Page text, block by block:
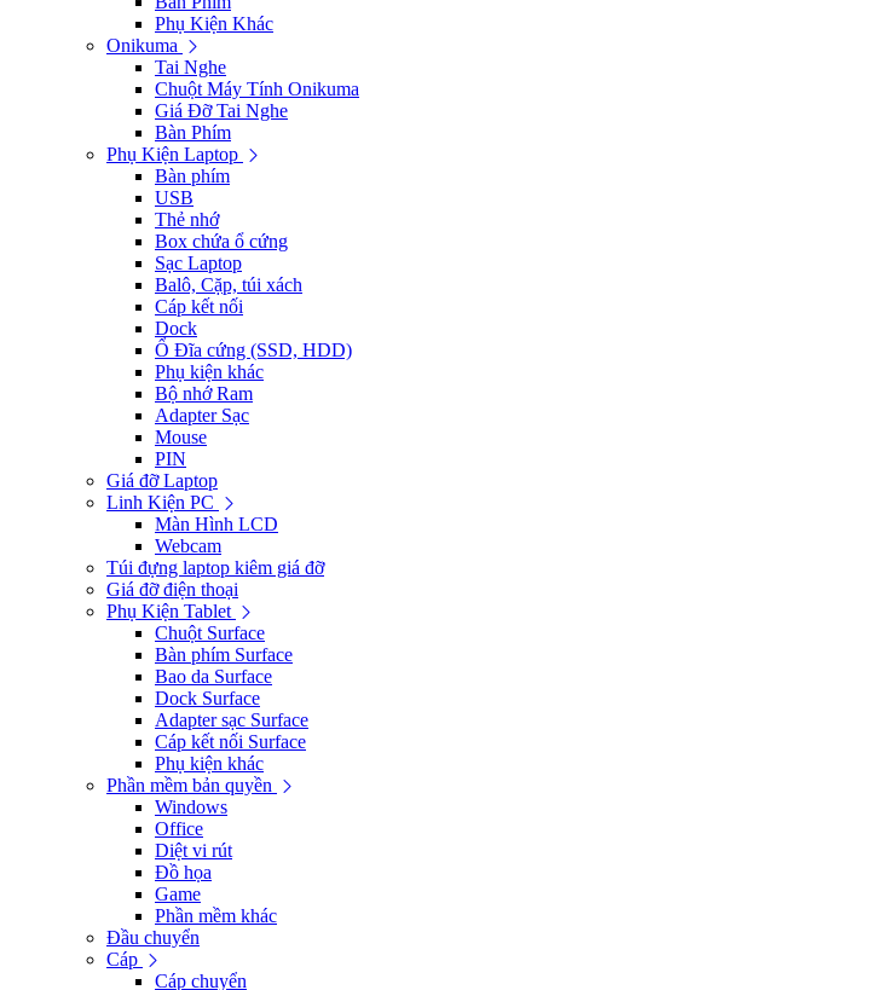
Phụ Kiện Khác
Onikuma
Tai Nghe
Chuột Máy Tính Onikuma
Giá Đỡ Tai Nghe
Bàn Phím
Phụ Kiện Laptop
Bàn phím
USB
Thẻ nhớ
Box chứa ổ cứng
Sạc Laptop
Balô, Cặp, túi xách
Cáp kết nối
Dock
Ổ Đĩa cứng (SSD, HDD)
Phụ kiện khác
Bộ nhớ Ram
Adapter Sạc
Mouse
PIN
Giá đỡ Laptop
Linh Kiện PC
Màn Hình LCD
Webcam
Túi đựng laptop kiêm giá đỡ
Giá đỡ điện thoại
Phụ Kiện Tablet
Chuột Surface
Bàn phím Surface
Bao da Surface
Dock Surface
Adapter sạc Surface
Cáp kết nối Surface
Phụ kiện khác
Phần mềm bản quyền
Windows
Office
Diệt vi rút
Đồ họa
Game
Phần mềm khác
Đầu chuyển
Cáp
Cáp chuyển